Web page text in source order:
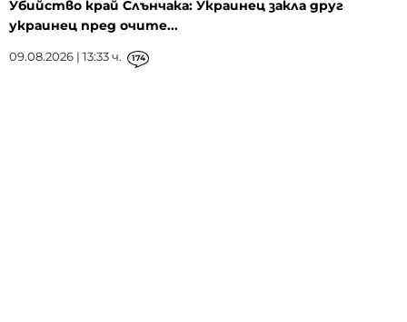
Убийство край Слънчака: Украинец закла друг
украинец пред очите...
09.08.2026 | 13:33 ч. 174